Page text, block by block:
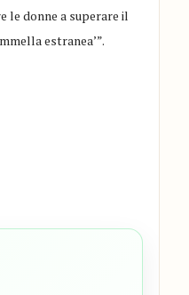
le donne a superare il
estranea’”.